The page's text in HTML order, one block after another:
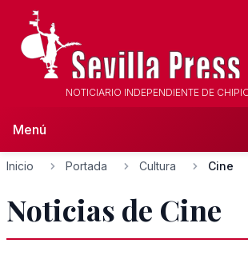
NOTICIARIO INDEPENDIENTE DE
Menú
Inicio Portada Cultura Cine
Noticias de Cine